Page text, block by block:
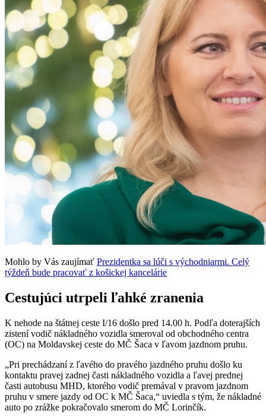
Mohlo by Vás zaujímať Prezidentka sa lúči s východniarmi. Celý
týždeň bude pracovať z košickej kancelárie
Cestujúci utrpeli ľahké zranenia
K nehode na štátnej ceste I/16 došlo pred 14.00 h. Podľa doterajších
zistení vodič nákladného vozidla smeroval od obchodného centra
(OC) na Moldavskej ceste do MČ Šaca v ľavom jazdnom pruhu.
„Pri prechádzaní z ľavého do pravého jazdného pruhu došlo ku
kontaktu pravej zadnej časti nákladného vozidla a ľavej prednej
časti autobusu MHD, ktorého vodič premával v pravom jazdnom
pruhu v smere jazdy od OC k MČ Šaca,“ uviedla s tým, že nákladné
auto po zrážke pokračovalo smerom do MČ Lorinčík.